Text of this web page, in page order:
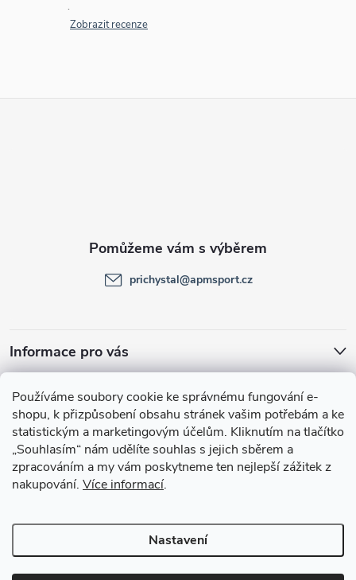
Používáme soubory cookie ke správnému fungování e-
shopu, k přizpůsobení obsahu stránek vašim potřebám a ke
statistickým a marketingovým účelům. Kliknutím na tlačítko
„Souhlasím“ nám udělíte souhlas s jejich sběrem a
zpracováním a my vám poskytneme ten nejlepší zážitek z
nakupování. Více informací.
Nastavení
Zobrazit recenze
Informace pro vás
prichystal@apmsport.cz
Facebook
Copyright 2026APMsport.cz. Všechna práva vyhrazena.